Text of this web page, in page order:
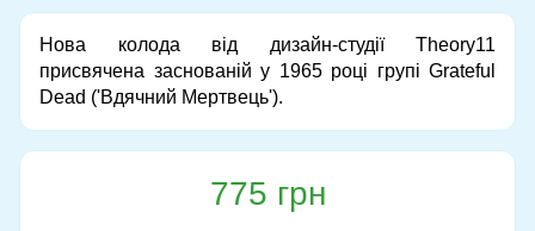
Нова колода від дизайн-студії Theory11
присвячена заснованій у 1965 році групі Grateful
Dead ('Вдячний Мертвець').
775 грн